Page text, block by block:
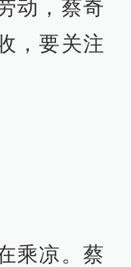
动，蔡奇
，要关注
乘凉。蔡